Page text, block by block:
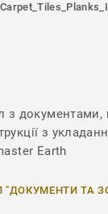
з документами,
з
Earth
"ДОКУМЕНТИ ТА